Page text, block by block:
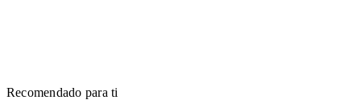
Recomendado para ti